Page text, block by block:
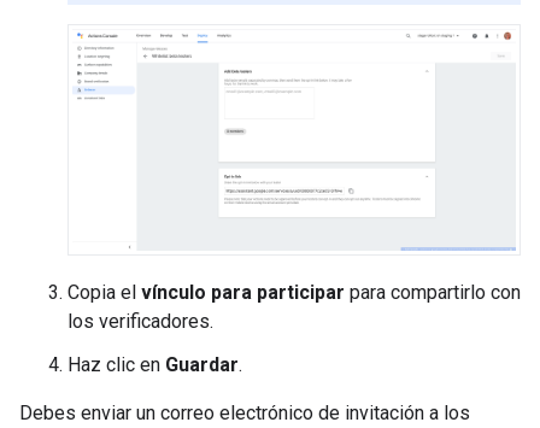
Copia el vínculo para participar para compartirlo con
los verificadores.
Haz clic en Guardar.
Debes enviar un correo electrónico de invitación a los